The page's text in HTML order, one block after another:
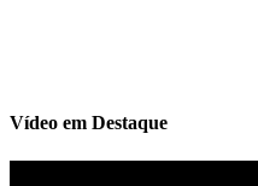
Vídeo em Destaque